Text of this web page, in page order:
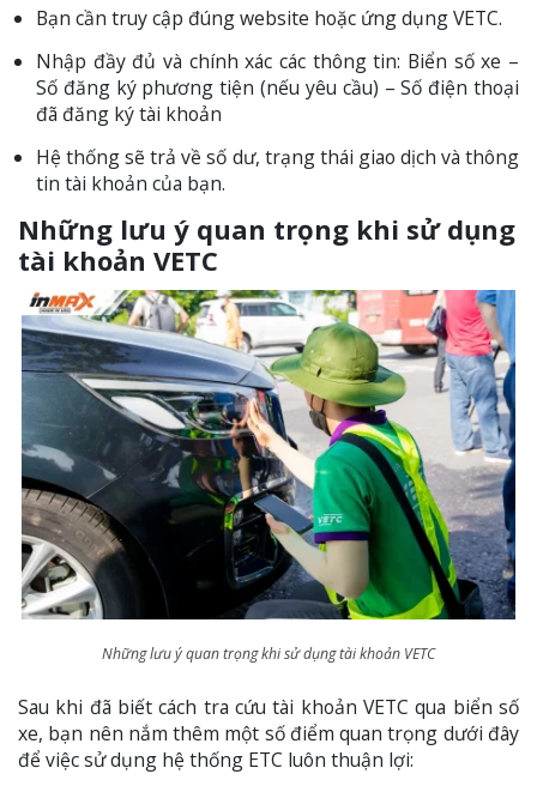
Bạn cần truy cập đúng website hoặc ứng dụng VETC.
Nhập đầy đủ và chính xác các thông tin: Biển số xe –
Số đăng ký phương tiện (nếu yêu cầu) – Số điện thoại
đã đăng ký tài khoản
Hệ thống sẽ trả về số dư, trạng thái giao dịch và thông
tin tài khoản của bạn.
Những lưu ý quan trọng khi sử dụng
tài khoản VETC
Những lưu ý quan trọng khi sử dụng tài khoản VETC
Sau khi đã biết cách tra cứu tài khoản VETC qua biển số
xe, bạn nên nắm thêm một số điểm quan trọng dưới đây
để việc sử dụng hệ thống ETC luôn thuận lợi: